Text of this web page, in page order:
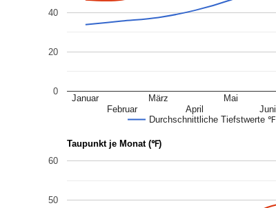
Durchschnittliche Tiefstwerte ℉
Januar
Februar
März
April
Mai
Juni
0
20
40
Taupunkt je Monat (℉)
50
60